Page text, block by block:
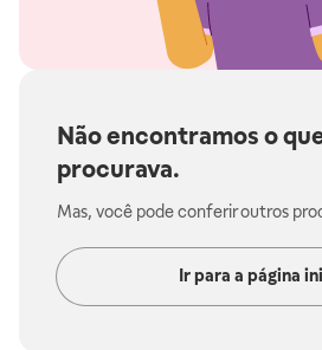
Não encontramos o
procurava.
Mas, você pode conferir outros
Ir para a página